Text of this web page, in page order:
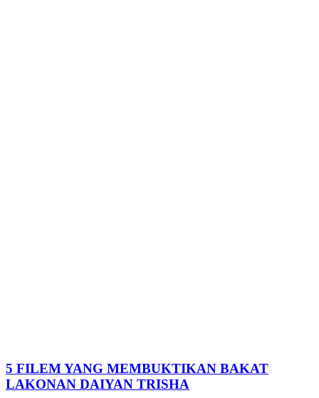
5 FILEM YANG MEMBUKTIKAN BAKAT
LAKONAN DAIYAN TRISHA